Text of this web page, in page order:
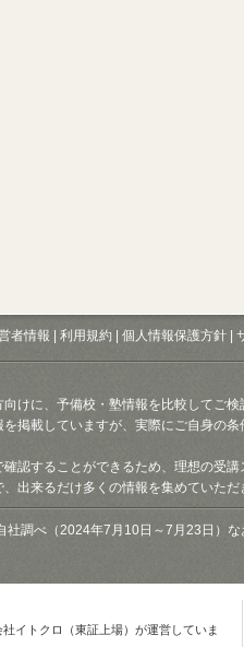
者情報 利用規約 個人情報保護方針
けに、予備校・塾情報を比較してご
掲載していますが、実際にご自身の
認することができるため、理想の受
出来るだけ多くの情報を集めていただ
調べ（2024年7月10日～7月23日）
イトクロ（東証上場）が運営していま